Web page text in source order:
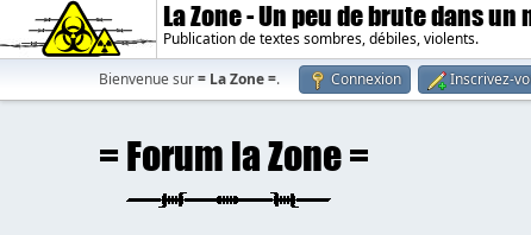
La Zone - Un peu de brute dans
Publication de textes sombres, débiles, violents.
Bienvenue sur= La Zone =. Connexion Inscrivez-